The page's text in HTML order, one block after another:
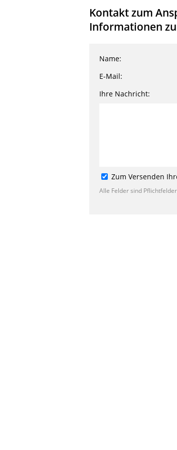
Kontakt zum
Informationen
Name:
E-Mail:
Ihre Nachricht:
Zum Versenden
Alle Felder sind Pflichtfelder